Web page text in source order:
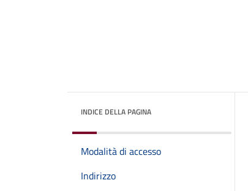
INDICE DELLA PAGINA
Modalità di accesso
Indirizzo